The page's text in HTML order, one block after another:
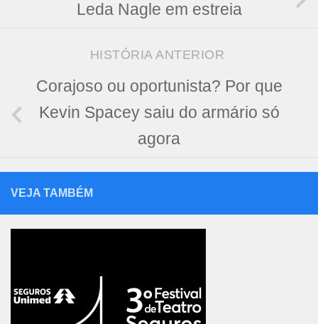
Leda Nagle em estreia
HISTÓRIA ANTERIOR
Corajoso ou oportunista? Por que
Kevin Spacey saiu do armário só
agora
VEJA TAMBÉM